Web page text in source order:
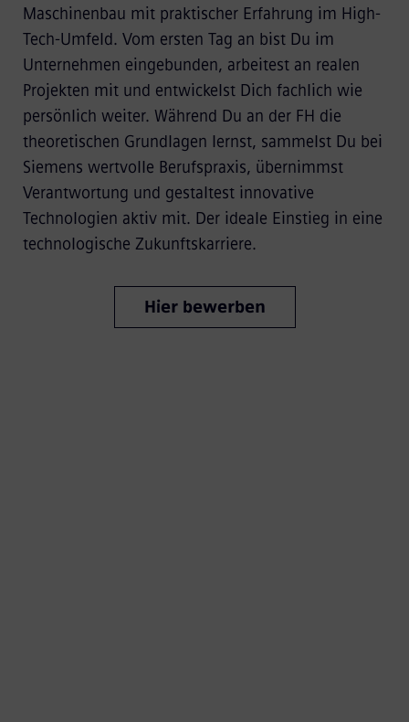
Maschinenbau mit praktischer Erfahrung im High-
Tech-Umfeld. Vom ersten Tag an bist Du im
Unternehmen eingebunden, arbeitest an realen
Projekten mit und entwickelst Dich fachlich wie
persönlich weiter. Während Du an der FH die
theoretischen Grundlagen lernst, sammelst Du bei
Siemens wertvolle Berufspraxis, übernimmst
Verantwortung und gestaltest innovative
Technologien aktiv mit. Der ideale Einstieg in eine
technologische Zukunftskarriere.
Hier bewerben